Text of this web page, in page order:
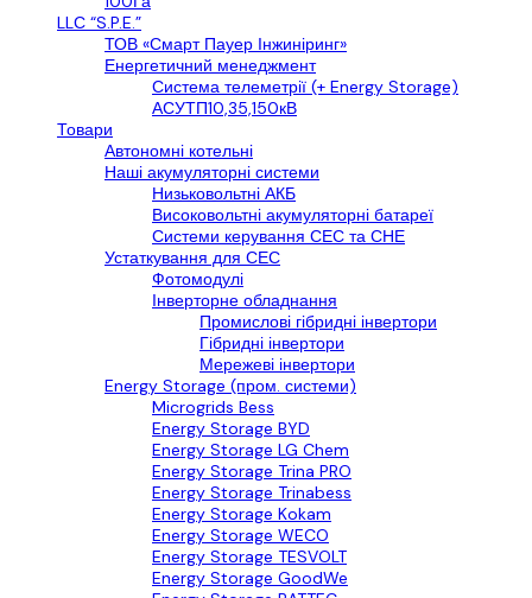
LLС “S.P.E.”
ТОВ «Смарт Пауер Інжиніринг»
Енергетичний менеджмент
Система телеметрії (+ Energy Storage)
АСУТП10,35,150кВ
Товари
Автономні котельні
Наші акумуляторні системи
Низьковольтні АКБ
Високовольтні акумуляторні батареї
Системи керування СЕС та СНЕ
Устаткування для СЕС
Фотомодулі
Інверторне обладнання
Промислові гібридні інвертори
Гібридні інвертори
Мережеві інвертори
Energy Storage (пром. системи)
Microgrids Bess
Energy Storage BYD
Energy Storage LG Chem
Energy Storage Trina PRO
Energy Storage Trinabess
Energy Storage Kokam
Energy Storage WECO
Energy Storage TESVOLT
Energy Storage GoodWe